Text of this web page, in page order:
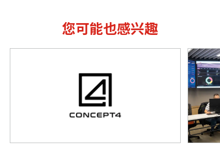
您可能也感兴趣